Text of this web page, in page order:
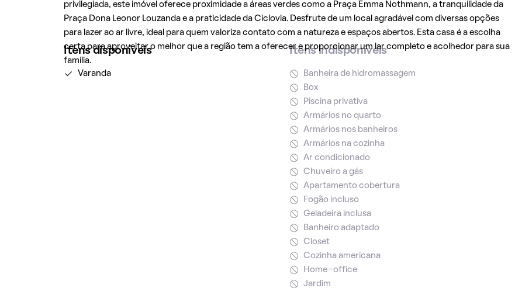
privilegiada, este imóvel oferece proximidade a áreas verdes como a Praça Emma Nothmann, a tranquilidade da
Praça Dona Leonor Louzanda e a praticidade da Ciclovia. Desfrute de um local agradável com diversas opções
para lazer ao ar livre, ideal para quem valoriza contato com a natureza e espaços abertos. Esta casa é a escolha
certa para aproveitar o melhor que a região tem a oferecer e proporcionar um lar completo e acolhedor para sua
família.
Itens disponíveis
Varanda
Itens indisponíveis
Banheira de hidromassagem
Box
Piscina privativa
Armários no quarto
Armários nos banheiros
Armários na cozinha
Ar condicionado
Chuveiro a gás
Apartamento cobertura
Fogão incluso
Geladeira inclusa
Banheiro adaptado
Closet
Cozinha americana
Home-office
Jardim